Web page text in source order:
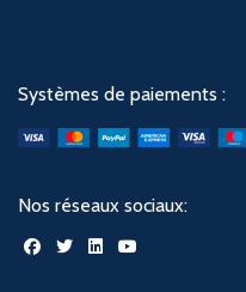
Systèmes de paiements :
Nos réseaux sociaux: